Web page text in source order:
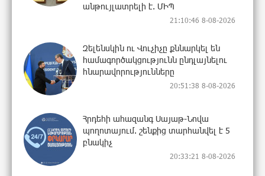
անթույլատրելի է. ՄԻՊ
21:10:46 8-08-2026
Զելենսկին ու Վուչիչը քննարկել են
համագործակցությունն ընդլայնելու
հնարավորությունները
20:51:38 8-08-2026
Հրդեհի ահազանգ Սայաթ-Նովա
պողոտայում. շենքից տարհանվել է 5
բնակիչ
20:33:21 8-08-2026